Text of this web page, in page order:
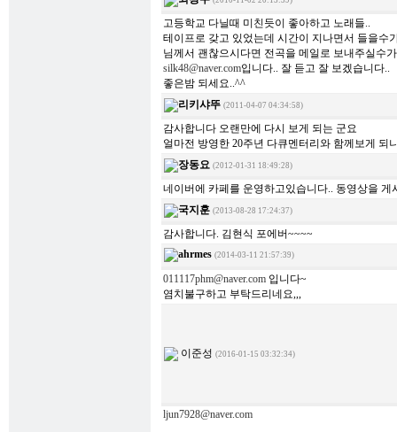
고등학교 다닐때 미친듯이 좋아하고 노래들..
테이프로 갖고 있었는데 시간이 지나면서 들을수
님께서 괜찮으시다면 전곡을 메일로 보내주실수
silk48@naver.com입니다.. 잘 듣고 잘 보겠습니다..
좋은밤 되세요..^^
리키샤뚜 (2011-04-07 04:34:58)
감사합니다 오랜만에 다시 보게 되는 군요
얼마전 방영한 20주년 다큐멘터리와 함께보게 되
장동요 (2012-01-31 18:49:28)
네이버에 카페를 운영하고있습니다.. 동영상을 게
국지훈 (2013-08-28 17:24:37)
감사합니다. 김현식 포에버~~~~
ahrmes (2014-03-11 21:57:39)
011117phm@naver.com 입니다~
염치불구하고 부탁드리네요,,,
이준성 (2016-01-15 03:32:34)
ljun7928@naver.com